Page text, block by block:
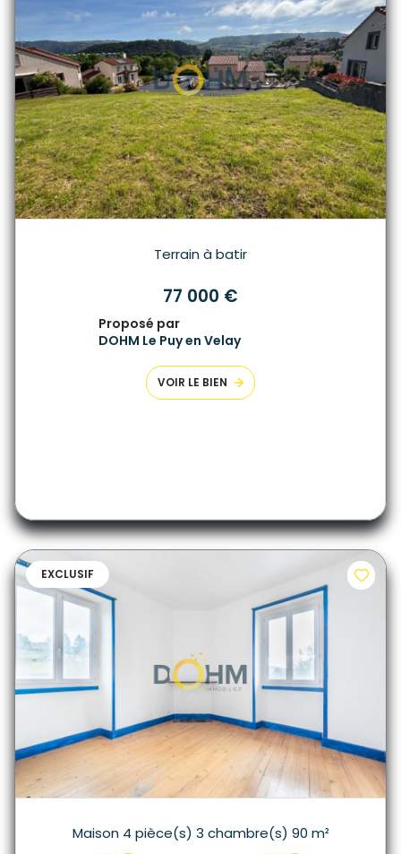
Terrain à batir
77 000 €
Proposé par
DOHM Le Puy en Velay
VOIR LE BIEN
EXCLUSIF
Maison 4 pièce(s) 3 chambre(s) 90 m²